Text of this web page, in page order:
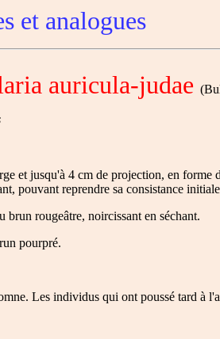
et analogues
auricula-judae
et jusqu'à 4 cm de projection, en
pouvant reprendre sa consistance
brun rougeâtre, noircissant en séchant.
pourpré.
Les individus qui ont poussé tard à